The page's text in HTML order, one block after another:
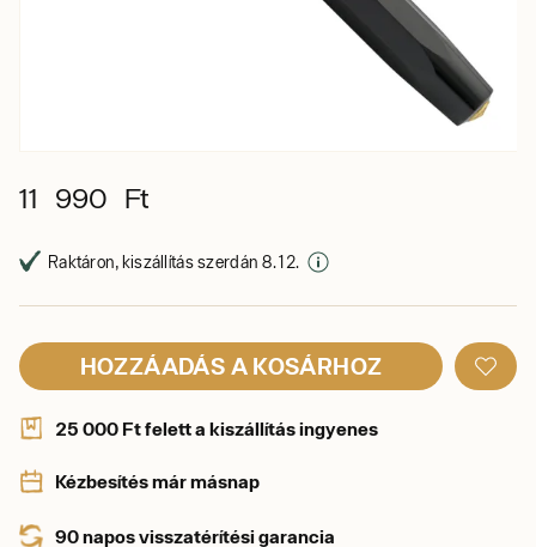
11 990 Ft
Raktáron, kiszállítás szerdán 8. 12.
HOZZÁADÁS A KOSÁRHOZ
25 000 Ft felett a kiszállítás ingyenes
Kézbesítés már másnap
90 napos visszatérítési garancia